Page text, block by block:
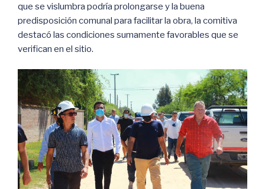
que se vislumbra podría prolongarse y la buena
predisposición comunal para facilitar la obra, la comitiva
destacó las condiciones sumamente favorables que se
verifican en el sitio.